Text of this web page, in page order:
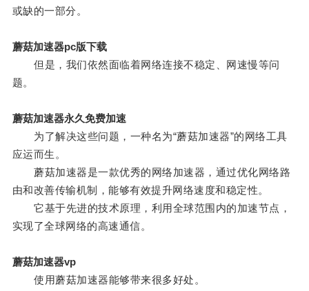
或缺的一部分。
蘑菇加速器pc版下载
但是，我们依然面临着网络连接不稳定、网速慢等问
题。
蘑菇加速器永久免费加速
为了解决这些问题，一种名为“蘑菇加速器”的网络工具
应运而生。
蘑菇加速器是一款优秀的网络加速器，通过优化网络路
由和改善传输机制，能够有效提升网络速度和稳定性。
它基于先进的技术原理，利用全球范围内的加速节点，
实现了全球网络的高速通信。
蘑菇加速器vp
使用蘑菇加速器能够带来很多好处。